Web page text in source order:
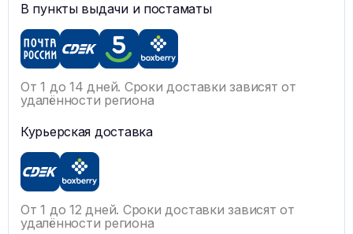
В пункты выдачи и постаматы
От 1 до 14 дней. Сроки доставки зависят от
удалённости региона
Курьерская доставка
От 1 до 12 дней. Сроки доставки зависят от
удалённости региона